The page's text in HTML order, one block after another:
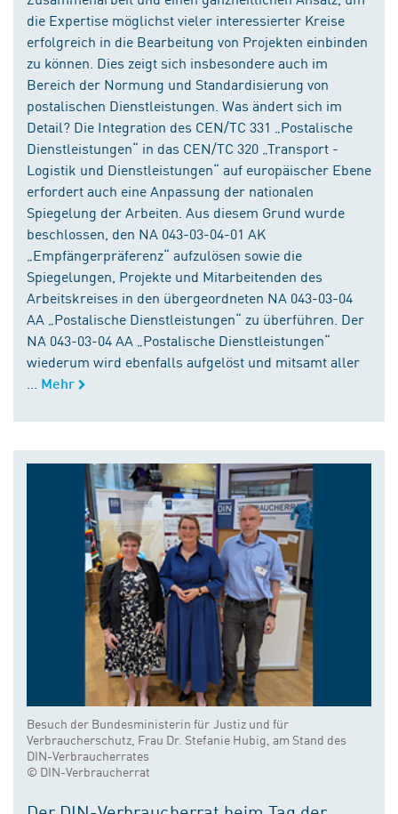
die Expertise möglichst vieler interessierter Kreise
erfolgreich in die Bearbeitung von Projekten einbinden
zu können. Dies zeigt sich insbesondere auch im
Bereich der Normung und Standardisierung von
postalischen Dienstleistungen. Was ändert sich im
Detail? Die Integration des CEN/TC 331 „Postalische
Dienstleistungen“ in das CEN/TC 320 „Transport -
Logistik und Dienstleistungen“ auf europäischer Ebene
erfordert auch eine Anpassung der nationalen
Spiegelung der Arbeiten. Aus diesem Grund wurde
beschlossen, den NA 043-03-04-01 AK
„Empfängerpräferenz“ aufzulösen sowie die
Spiegelungen, Projekte und Mitarbeitenden des
Arbeitskreises in den übergeordneten NA 043-03-04
AA „Postalische Dienstleistungen“ zu überführen. Der
NA 043-03-04 AA „Postalische Dienstleistungen“
wiederum wird ebenfalls aufgelöst und mitsamt aller
Mehr
Besuch der Bundesministerin für Justiz und für
Verbraucherschutz, Frau Dr. Stefanie Hubig, am Stand des
DIN-Verbraucherrates
© DIN-Verbraucherrat